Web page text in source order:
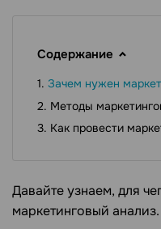
Содержание
Зачем нужен
Методы
Как провести
Давайте узнаем, для
маркетинговый анализ.